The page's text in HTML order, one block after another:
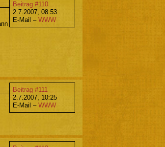
Beitrag #110
2.7.2007, 08:53
E-Mail – WWW
Beitrag #111
2.7.2007, 10:25
E-Mail – WWW